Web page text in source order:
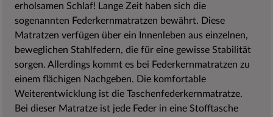
erholsamen Schlaf! Lange Zeit haben sich die
sogenannten Federkernmatratzen bewährt. Diese
Matratzen verfügen über ein Innenleben aus einzelnen,
beweglichen Stahlfedern, die für eine gewisse Stabilität
sorgen. Allerdings kommt es bei Federkernmatratzen zu
einem flächigen Nachgeben. Die komfortable
Weiterentwicklung ist die Taschenfederkernmatratze.
Bei dieser Matratze ist jede Feder in eine Stofftasche